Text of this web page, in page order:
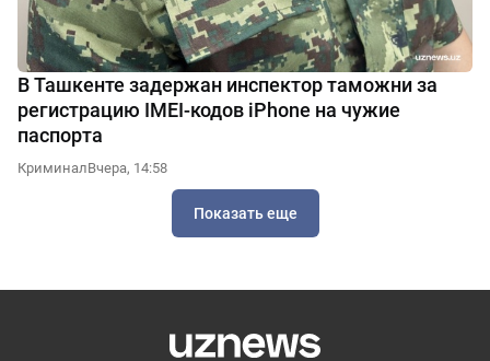
В Ташкенте задержан инспектор таможни за
регистрацию IMEI-кодов iPhone на чужие
паспорта
КриминалВчера, 14:58
Показать еще